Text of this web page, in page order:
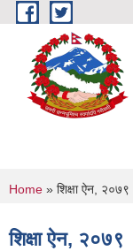
Skip to main content
You are
Home » शिक्षा ऐन, २०७९
शिक्षा ऐन, २०७९